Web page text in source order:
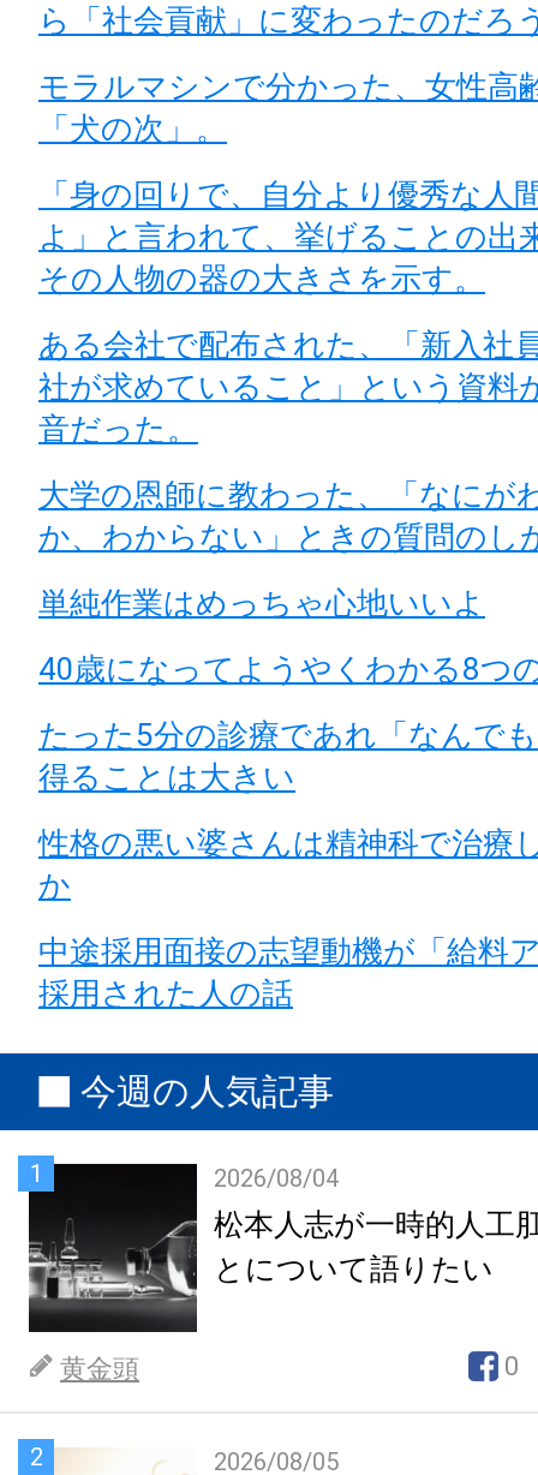
ら「社会貢献」に変わったのだろ
モラルマシンで分かった、女性高
「犬の次」。
「身の回りで、自分より優秀な人
よ」と言われて、挙げることの出
その人物の器の大きさを示す。
ある会社で配布された、「新入社
社が求めていること」という資料
音だった。
大学の恩師に教わった、「なにが
か、わからない」ときの質問のし
単純作業はめっちゃ心地いいよ
40歳になってようやくわかる8つ
たった5分の診療であれ「なんで
得ることは大きい
性格の悪い婆さんは精神科で治療
か
中途採用面接の志望動機が「給料
採用された人の話
今週の人気記事
1 2026/08/04
松本人志が一時的人工
とについて語りたい
黄金頭 0
2 2026/08/05